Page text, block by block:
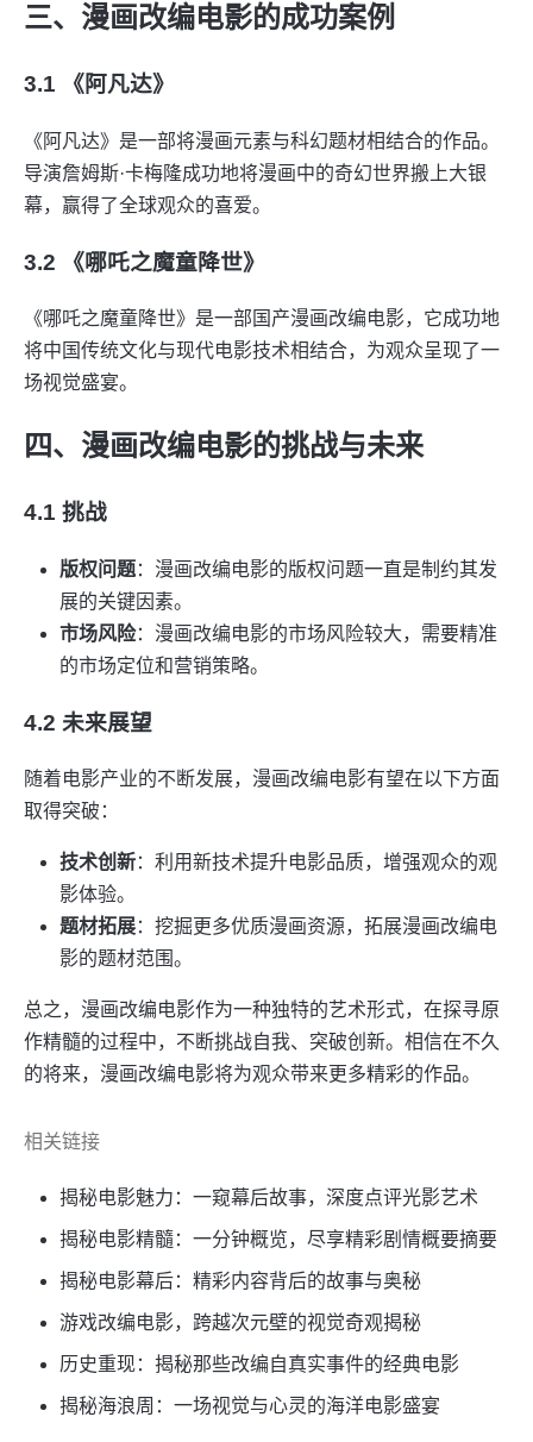
三、漫画改编电影的成功案例
3.1 《阿凡达》
《阿凡达》是一部将漫画元素与科幻题材相结合的作品。
导演詹姆斯·卡梅隆成功地将漫画中的奇幻世界搬上大银
幕，赢得了全球观众的喜爱。
3.2 《哪吒之魔童降世》
《哪吒之魔童降世》是一部国产漫画改编电影，它成功地
将中国传统文化与现代电影技术相结合，为观众呈现了一
场视觉盛宴。
四、漫画改编电影的挑战与未来
4.1 挑战
版权问题：漫画改编电影的版权问题一直是制约其发
展的关键因素。
市场风险：漫画改编电影的市场风险较大，需要精准
的市场定位和营销策略。
4.2 未来展望
随着电影产业的不断发展，漫画改编电影有望在以下方面
取得突破：
技术创新：利用新技术提升电影品质，增强观众的观
影体验。
题材拓展：挖掘更多优质漫画资源，拓展漫画改编电
影的题材范围。
总之，漫画改编电影作为一种独特的艺术形式，在探寻原
作精髓的过程中，不断挑战自我、突破创新。相信在不久
的将来，漫画改编电影将为观众带来更多精彩的作品。
相关链接
揭秘电影魅力：一窥幕后故事，深度点评光影艺术
揭秘电影精髓：一分钟概览，尽享精彩剧情概要摘要
揭秘电影幕后：精彩内容背后的故事与奥秘
游戏改编电影，跨越次元壁的视觉奇观揭秘
历史重现：揭秘那些改编自真实事件的经典电影
揭秘海浪周：一场视觉与心灵的海洋电影盛宴